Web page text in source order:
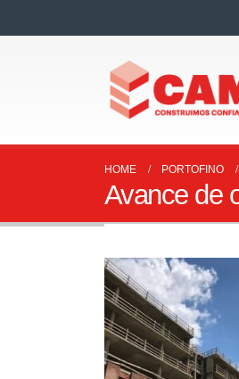
HOME PORTOFINO
Avance de